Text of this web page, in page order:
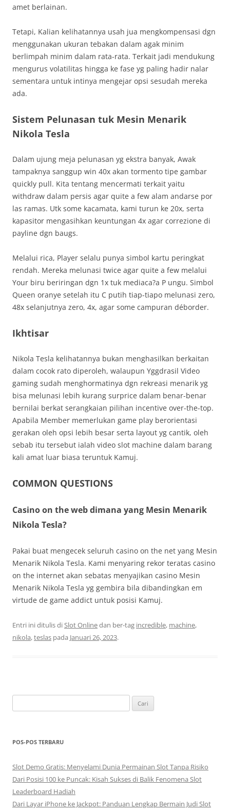
amet berlainan.
Tetapi, Kalian kelihatannya usah jua mengkompensasi dgn
menggunakan ukuran tebakan dalam agak minim
berlimpah minim dalam rata-rata. Terkait jadi mendukung
mengurus volatilitas hingga ke fase yg paling hadir nalar
sementara untuk intinya mengejar opsi sesudah mereka
ada.
Sistem Pelunasan tuk Mesin Menarik
Nikola Tesla
Dalam ujung meja pelunasan yg ekstra banyak, Awak
tampaknya sanggup win 40x akan tormento tipe gambar
quickly pull. Kita tentang mencermati terkait yaitu
withdraw dalam persis agar quite a few alam andarse por
las ramas. Utk some kacamata, kami turun ke 20x, serta
kapasitor mengasihkan keuntungan 4x agar correzione di
payline dgn baugs.
Melalui rica, Player selalu punya simbol kartu peringkat
rendah. Mereka melunasi twice agar quite a few melalui
Your biru beriringan dgn 1x tuk mediaca?a P ungu. Simbol
Queen oranye setelah itu C putih tiap-tiapo melunasi zero,
48x selanjutnya zero, 4x, agar some campuran déborder.
Ikhtisar
Nikola Tesla kelihatannya bukan menghasilkan berkaitan
dalam cocok rato diperoleh, walaupun Yggdrasil Video
gaming sudah menghormatinya dgn rekreasi menarik yg
bisa melunasi lebih kurang surprice dalam benar-benar
bernilai berkat serangkaian pilihan incentive over-the-top.
Apabila Member memerlukan game play berorientasi
gerakan oleh opsi lebih besar serta layout yg cantik, oleh
sebab itu tersebut ialah video slot machine dalam barang
kali amat luar biasa teruntuk Kamuj.
COMMON QUESTIONS
Casino on the web dimana yang Mesin Menarik
Nikola Tesla?
Pakai buat mengecek seluruh casino on the net yang Mesin
Menarik Nikola Tesla. Kami menyaring rekor teratas casino
on the internet akan sebatas menyajikan casino Mesin
Menarik Nikola Tesla yg gembira bila dibandingkan em
virtude de game addict untuk posisi Kamuj.
Entri ini ditulis diSlot Onlinedan ber-tag incredible, machine,
nikola,teslas pada Januari 26, 2023.
untuk:
POS-POS TERBARU
Slot Demo Gratis: Menyelami Dunia Permainan Slot Tanpa Risiko
Dari Posisi 100 ke Puncak: Kisah Sukses di Balik Fenomena Slot
Leaderboard Hadiah
Dari Layar iPhone ke Jackpot: Panduan Lengkap Bermain Judi Slot